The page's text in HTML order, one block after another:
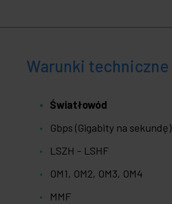
Warunki techniczne
Światłowód
Gbps (Gigabity na sekundę)
LSZH - LSHF
OM1, OM2, OM3, OM4
MMF